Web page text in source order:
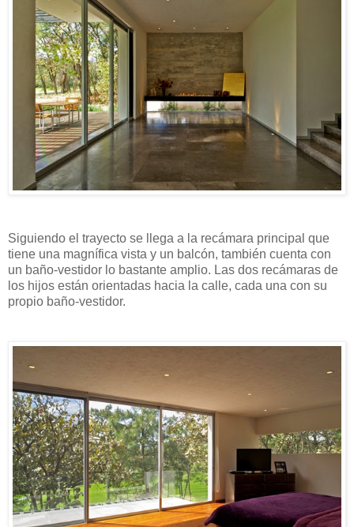
Siguiendo el trayecto se llega a la recámara principal que
tiene una magnífica vista y un balcón, también cuenta con
un baño-vestidor lo bastante amplio. Las dos recámaras de
los hijos están orientadas hacia la calle, cada una con su
propio baño-vestidor.